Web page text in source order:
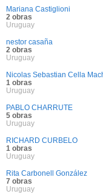
Mariana Castiglioni
2 obras
Uruguay
nestor casaña
2 obras
Uruguay
Nicolas Sebastian Cella
1 obras
Uruguay
PABLO CHARRUTE
5 obras
Uruguay
RICHARD CURBELO
1 obras
Uruguay
Rita Carbonell González
7 obras
Uruguay